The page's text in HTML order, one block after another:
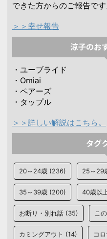
できた方からのご報告です
＞＞幸せ報告
涼子のお
・ユーブライド
・Omiai
・ペアーズ
・タップル
＞＞詳しい解説はこちら。
タグ
20～24歳 (236) 25～29
35～39歳 (200) 40歳以
お断り・別れ話 (35) こ
カミングアウト (14) コ